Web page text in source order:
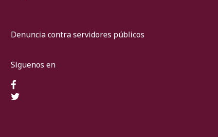
Denuncia contra servidores públicos
Síguenos en